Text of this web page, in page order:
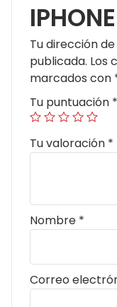
Tu dirección
publicada. Los
marcados con
Tu puntuación *
Tu valoración *
Nombre *
Correo